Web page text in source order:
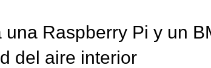
una Raspberry Pi y un
del aire interior